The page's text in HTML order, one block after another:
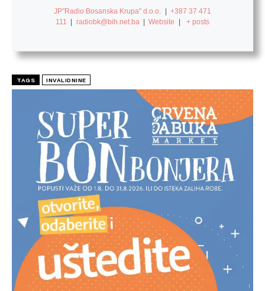
JP"Radio Bosanska Krupa" d.o.o. | +387 37 471
111
| radiobk@bih.net.ba | Website | + posts
TAGS INVALIDNINE